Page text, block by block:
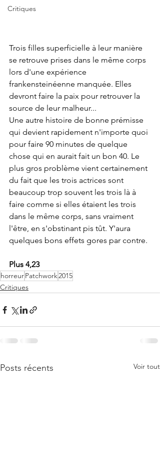
Critiques
Trois filles superficielle à leur manière
se retrouve prises dans le même corps
lors d'une expérience
frankensteinéenne manquée. Elles
devront faire la paix pour retrouver la
source de leur malheur...
Une autre histoire de bonne prémisse
qui devient rapidement n'importe quoi
pour faire 90 minutes de quelque
chose qui en aurait fait un bon 40. Le
plus gros problème vient certainement
du fait que les trois actrices sont
beaucoup trop souvent les trois là à
faire comme si elles étaient les trois
dans le même corps, sans vraiment
l'être, en s'obstinant pis tût. Y'aura
quelques bons effets gores par contre.
Plus 4,23
horreurPatchwork2015
Critiques
Posts récents Voir tout